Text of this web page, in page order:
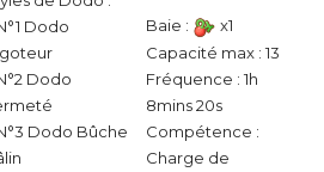
Dodo
Dodo
Dodo Bûche
Baie :
x1
Capacité max : 13
Fréquence : 1h
8mins 20s
Compétence :
Charge de